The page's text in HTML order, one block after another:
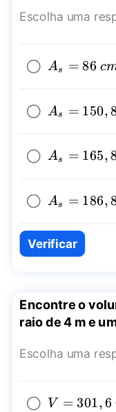
Escolha uma
As = 86 c
As = 150,
As = 165,
As = 186,
Verificar
Encontre o
raio de 4 m e
Escolha uma
V=301,6~
V = 301,6